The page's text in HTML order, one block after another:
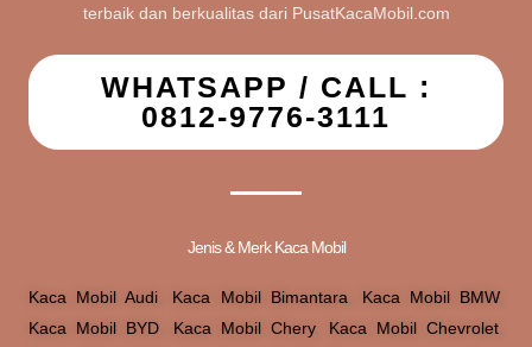
terbaik dan berkualitas dari PusatKacaMobil.com
WHATSAPP / CALL :
0812-9776-3111
Jenis & Merk Kaca Mobil
Kaca Mobil Audi Kaca Mobil Bimantara Kaca Mobil BMW,
Kaca Mobil BYD
Kaca Mobil Chery, Kaca Mobil Chevrolet